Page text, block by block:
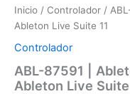
Inicio / Controlador /
Ableton Live Suite 11
Controlador
ABL-87591 |
Ableton Live Suite